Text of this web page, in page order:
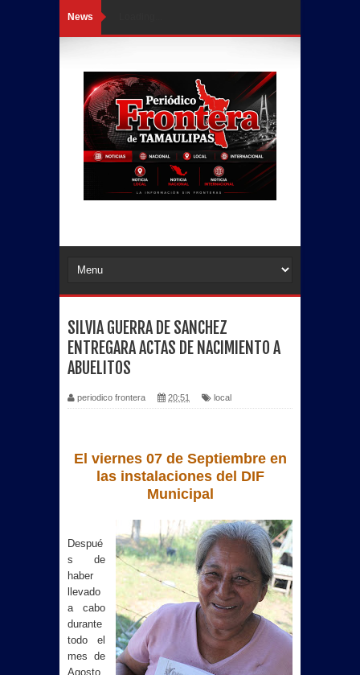
News
SILVIA GUERRA DE SANCHEZ
ENTREGARA ACTAS DE NACIMIENTO A
ABUELITOS
periodico frontera 20:51 local
El viernes 07 de Septiembre en
las instalaciones del DIF
Municipal
Despué
s de
haber
llevado
a cabo
durante
todo el
mes de
Agosto